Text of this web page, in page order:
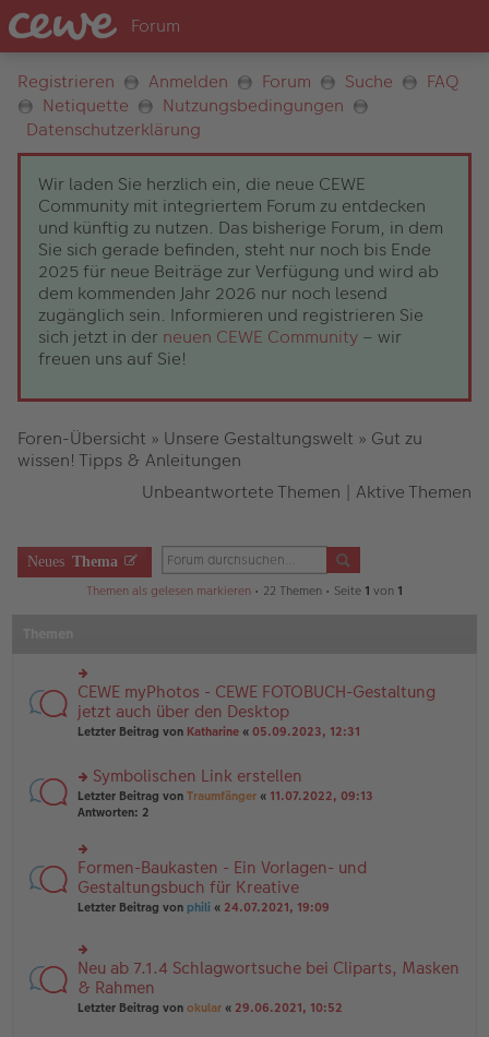
Registrieren Anmelden Forum Suche
FAQ
Netiquette
Nutzungsbedingungen
Datenschutzerklärung
Wir laden Sie herzlich ein, die neue CEWE
Community mit integriertem Forum zu entdecken
und künftig zu nutzen. Das bisherige Forum, in dem
Sie sich gerade befinden, steht nur noch bis Ende
2025 für neue Beiträge zur Verfügung und wird ab
dem kommenden Jahr 2026 nur noch lesend
zugänglich sein. Informieren und registrieren Sie
sich jetzt in der neuen CEWE Community – wir
freuen uns auf Sie!
Foren-Übersicht » Unsere Gestaltungswelt » Gut zu
wissen! Tipps & Anleitungen
Unbeantwortete Themen | Aktive Themen
Neues Thema
Themen als gelesen markieren • 22 Themen • Seite 1 von 1
rs
te
r
u
g
el
es
e
er
B
ei
tr
CEWE myPhotos - CEWE FOTOBUCH-Gestaltung
jetzt auch über den Desktop
Letzter Beitrag von Katharine « 05.09.2023, 12:31
rs
te
u
n
g
el
es
n
er
B
ei
tr
Symbolischen Link erstellen
Letzter Beitrag von Traumfänger « 11.07.2022, 09:13
Antworten: 2
rs
te
r
u
g
el
es
e
n
Formen-Baukasten - Ein Vorlagen- und
Gestaltungsbuch für Kreative
Letzter Beitrag von phili « 24.07.2021, 19:09
rs
te
r
u
Neu ab 7.1.4 Schlagwortsuche bei Cliparts, Masken
& Rahmen
Letzter Beitrag von okular « 29.06.2021, 10:52